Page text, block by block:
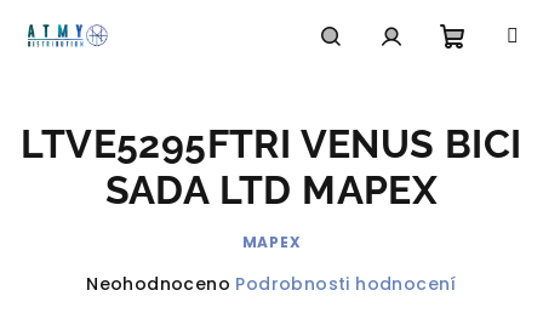
košík
LTVE5295FTRI VENUS BICI
SADA LTD MAPEX
MAPEX
Průměrné
Neohodnoceno Podrobnosti hodnocení